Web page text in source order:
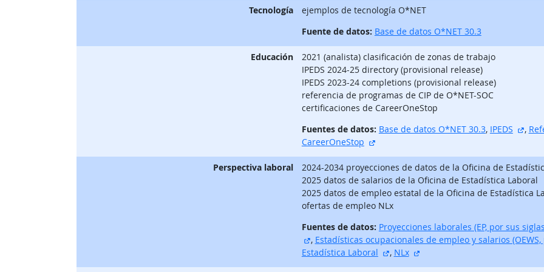
Tecnología
ejemplos de tecnología O*NET
Fuente de datos: Base de datos O*NET 30.3
Educación
2021 (analista) clasificación de zonas de trabajo
IPEDS 2024-25 directory (provisional release)
IPEDS 2023-24 completions (provisional release)
referencia de programas de CIP de O*NET-SOC
certificaciones de CareerOneStop
Fuentes de datos: Base de datos O*NET 30.3, IPEDS sitio
,
CareerOneStop
sitio externo
Perspectiva laboral
2024-2034 proyecciones de datos de la Oficina de
2025 datos de salarios de la Oficina de Estadística Laboral
2025 datos de empleo estatal de la Oficina de Estadística
ofertas de empleo NLx
Fuentes de datos: Proyecciones laborales (EP, por sus
sitio externo
, Estadísticas ocupacionales de empleo y salarios
Estadística Laboral
sitio externo
, NLx